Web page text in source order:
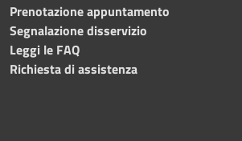
Prenotazione appuntamento
Segnalazione disservizio
Leggi le FAQ
Richiesta di assistenza